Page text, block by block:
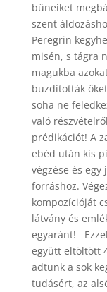
bűneiket
szent
Peregrin
misén, s tágra
magukba
buzdították
soha ne
való
prédikációt! A
ebéd után kis
végzése és egy
forráshoz.
kompozícióját
látvány és
egyaránt!
együtt eltöltött
adtunk a sok
tudásért, az